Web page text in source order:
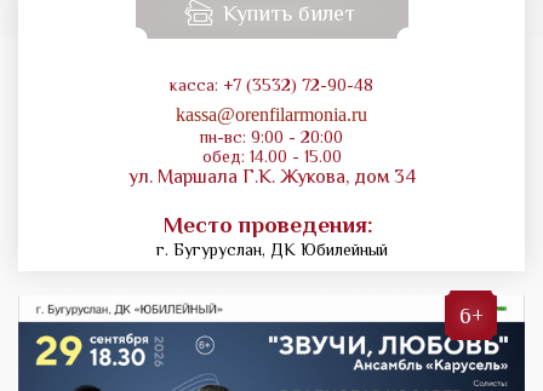
Купить билет
касса: +7 (3532) 72-90-48
kassa@orenfilarmonia.ru
пн-вс: 9:00 - 20:00
обед: 14.00 - 15.00
ул. Маршала Г.К. Жукова, дом 34
Место проведения:
г. Бугуруслан, ДК Юбилейный
6+